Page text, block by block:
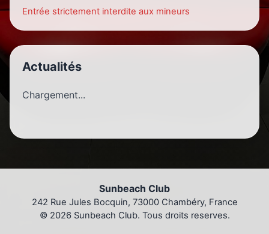
Entrée strictement interdite aux mineurs
Actualités
Chargement...
Sunbeach Club
242 Rue Jules Bocquin, 73000 Chambéry, France
© 2026 Sunbeach Club. Tous droits reserves.